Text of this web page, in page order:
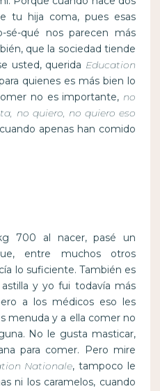
tu hija coma, pues esas
qué nos parecen más
que la sociedad tiende
usted, querida Education
quienes es más bien lo
no es importante, no
no quiero, no quiero eso
cuando apenas han comido
700 al nacer, pasé un
entre muchos otros
lo suficiente. También es
y yo fui todavía más
a los médicos eso les
menuda y a ella comer no
No le gusta masticar,
para comer. Pero mire
Nationale, tampoco le
ni los caramelos, cuando